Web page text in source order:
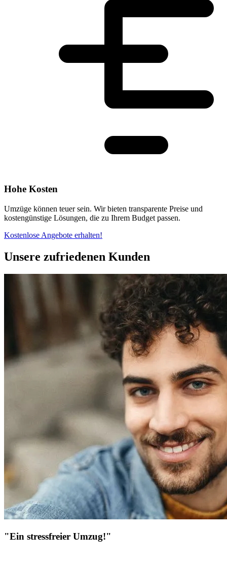
Hohe Kosten
Umzüge können teuer sein. Wir bieten transparente Preise und
kostengünstige Lösungen, die zu Ihrem Budget passen.
Kostenlose Angebote erhalten!
Unsere zufriedenen Kunden
"Ein stressfreier Umzug!"